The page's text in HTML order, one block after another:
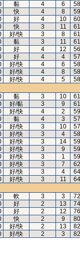
黏 4 6
58
快 4 8
59
好 4 10
60
快 3 11
61
好/快 3 8
61
黏 3 11
61
好 4 12
56
好 4 4
57
好/快 4 6
58
好/快 4 8
58
好/快 4 5
58
黏 3 10
61
好/黏 3 9
61
好/快 4 2
59
黏 4 3
57
好/快 3 10
57
好/快 3 4
58
好/快 3 14
59
好/快 3 9
59
好/快 3 1
59
好/快 3 7
62
好/快 3 4
64
好/快 3 11
64
軟 3 3
72
好 2 13
74
好 2 12
76
快 2 9
80
好/快 2 13
82
好/快 2 3 82